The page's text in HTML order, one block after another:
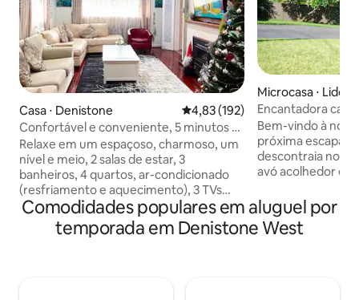
Casa ⋅ Denistone 4,83 de uma avaliação média de
4,83 (192)
Confortável e conveniente, 5 minutos a
pé das estações de trem
Relaxe em um espaçoso, charmoso, um
nível e meio, 2 salas de estar, 3
banheiros, 4 quartos, ar-condicionado
(resfriamento e aquecimento), 3 TVs
(Netflix) e jardim ensolarado. Desfrute
de um churrasco no espaçoso terraço
privado enquanto aprecia a vista para o
Microcasa ⋅
Encantadora
Olímpico
Bem-vindo à
próxima escapadinha
descontraia no
avó acolhedor e
com uma cama
noites tranquilas
lavanderia Área
Comodidades populares em aluguel por
temporada em Denistone West